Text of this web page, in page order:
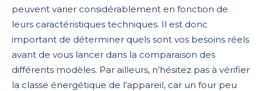
peuvent varier considérablement en fonction de
leurs caractéristiques techniques. Il est donc
important de déterminer quels sont vos besoins réels
avant de vous lancer dans la comparaison des
différents modèles. Par ailleurs, n’hésitez pas à vérifier
la classe énergétique de l’appareil, car un four peu